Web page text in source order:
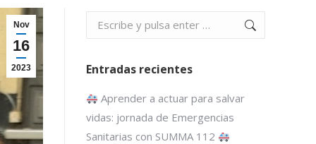
Nov
16
2023
Buscar:
Entradas recientes
Aprender a actuar para salvar
vidas: jornada de Emergencias
Sanitarias con SUMMA 112